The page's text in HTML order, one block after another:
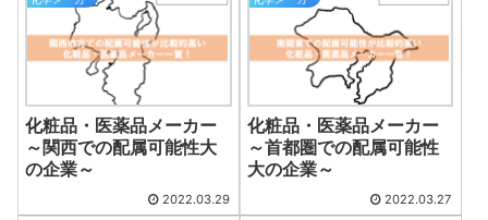
化粧品・医薬品メーカー
～関西での配属可能性大
の企業～
2022.03.29
化粧品・医薬品メーカー
～首都圏での配属可能性
大の企業～
2022.03.27